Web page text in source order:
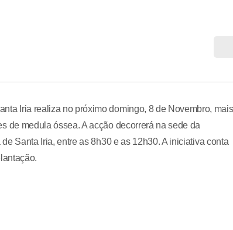
Iria realiza no próximo domingo, 8 de Novembro, mais
de medula óssea. A acção decorrerá na sede da
Santa Iria, entre as 8h30 e as 12h30. A iniciativa conta